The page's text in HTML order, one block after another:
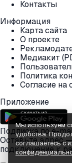
Контакты
Информация
Карта сайта
О проекте
Медиакит
Политика
Согласие на
Приложение
Подписка по e-
Оставьте адрес
подключение к
Мы используем
удобства.
соглашаетесь с